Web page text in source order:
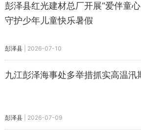
彭泽县红光建材总厂开展“爱伴童
守护少年儿童快乐暑假
彭泽县 2026-07-10
九江彭泽海事处多举措抓实高温汛
彭泽县 2026-07-09